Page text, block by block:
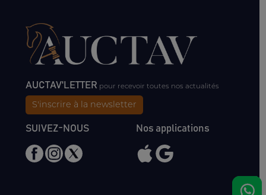
AUCTAV'LETTER pour recevoir toutes nos actualités
S'inscrire à la newsletter
SUIVEZ-NOUS Nos applications